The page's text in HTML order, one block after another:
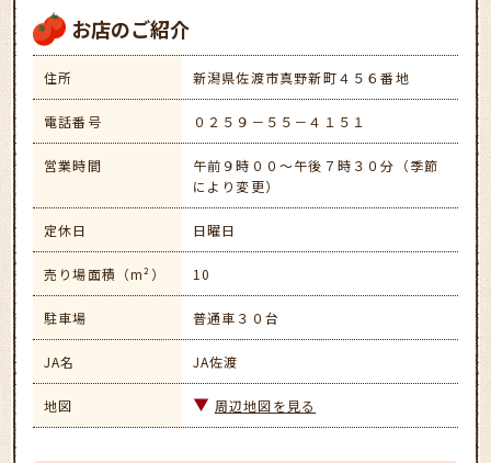
お店のご紹介
住所 新潟県佐渡市真野新町４５６番地
電話番号 ０２５９－５５－４１５１
営業時間
午前９時００～午後７時３０分（季節
により変更）
定休日 日曜日
売り場面積（m²） 10
駐車場 普通車３０台
JA名 JA佐渡
地図 周辺地図を見る